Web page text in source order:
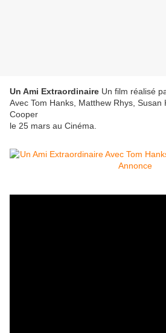
Un Ami Extraordinaire Un film réalisé
Avec Tom Hanks, Matthew Rhys, Susan
Cooper
le 25 mars au Cinéma.